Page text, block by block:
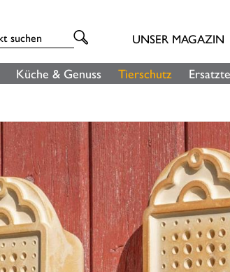
UNSER MAGAZIN
Küche & Genuss Tierschutz